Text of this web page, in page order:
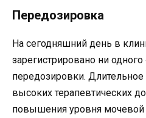
Передозировка
На сегодняшний день в
зарегистрировано ни одного
передозировки.
высоких терапевтических
повышения уровня мочевой